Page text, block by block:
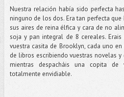
Nuestra relación había sido perfecta
ninguno de los dos. Era tan perfecta
sus aires de reina élfica y cara de no
soja y pan integral de 8 cereales.
vuestra casita de Brooklyn, cada uno
de libros escribiendo vuestras novelas
mientras despacháis una copita
totalmente envidiable.